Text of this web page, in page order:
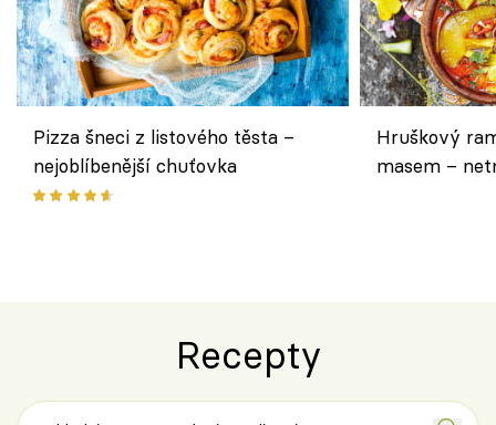
Pizza šneci z listového těsta –
nejoblíbenější chuťovka
Hruškový
masem –
Recepty